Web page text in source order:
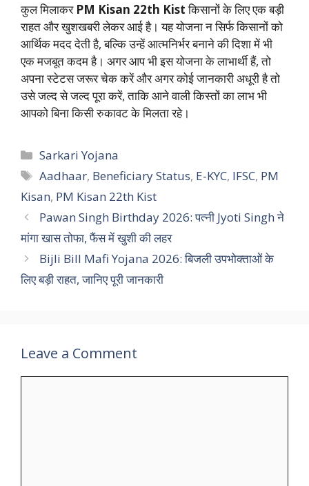
कुल मिलाकर PM Kisan 22th Kistकिसानों के लिए एक बड़ी
राहत और खुशखबरी लेकर आई है। यह योजना न सिर्फ किसानों को
आर्थिक मदद देती है, बल्कि उन्हें आत्मनिर्भर बनाने की दिशा में भी
एक मजबूत कदम है। अगर आप भी इस योजना के लाभार्थी हैं, तो
अपना स्टेटस जरूर चेक करें और अगर कोई जानकारी अधूरी है तो
उसे जल्द से जल्द पूरा करें, ताकि आने वाली किस्तों का लाभ भी
आपको बिना किसी रुकावट के मिलता रहे।
Categories
Sarkari Yojana
Tags
Aadhaar, Beneficiary Status, E-KYC, IFSC, PM
Kisan, PM Kisan 22th Kist
Pawan Singh Birthday 2026: पत्नी Jyoti Singh ने
मांगा खास तोफा, फैंस में खुशी की लहर
Bijli Bill Mafi Yojana 2026: बिजली उपभोक्ताओं के
लिए बड़ी राहत, जानिए पूरी जानकारी
Leave a Comment